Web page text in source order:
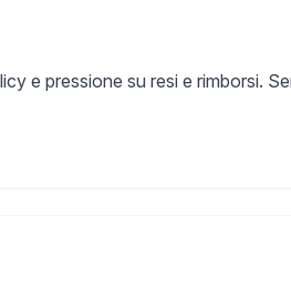
e pressione su resi e rimborsi.